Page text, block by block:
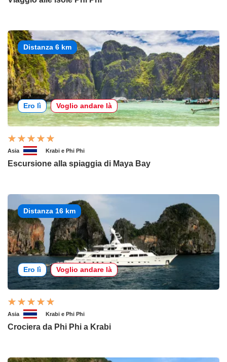
Distanza 6 km
Ero lì Voglio andare là
Asia Krabi e Phi Phi
Escursione alla spiaggia di Maya Bay
Distanza 16 km
Ero lì Voglio andare là
Asia Krabi e Phi Phi
Crociera da Phi Phi a Krabi